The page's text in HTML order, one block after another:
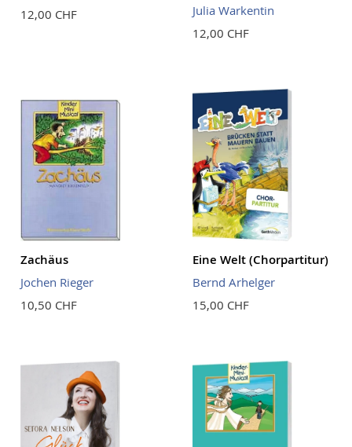
12,00 CHF
Julia Warkentin
12,00 CHF
Zachäus
Jochen Rieger
10,50 CHF
Eine Welt (Chorpartitur)
Bernd Arhelger
15,00 CHF